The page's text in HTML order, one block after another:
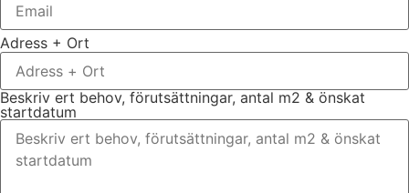
Adress + Ort
Beskriv ert behov, förutsättningar, antal m2 & önskat
startdatum